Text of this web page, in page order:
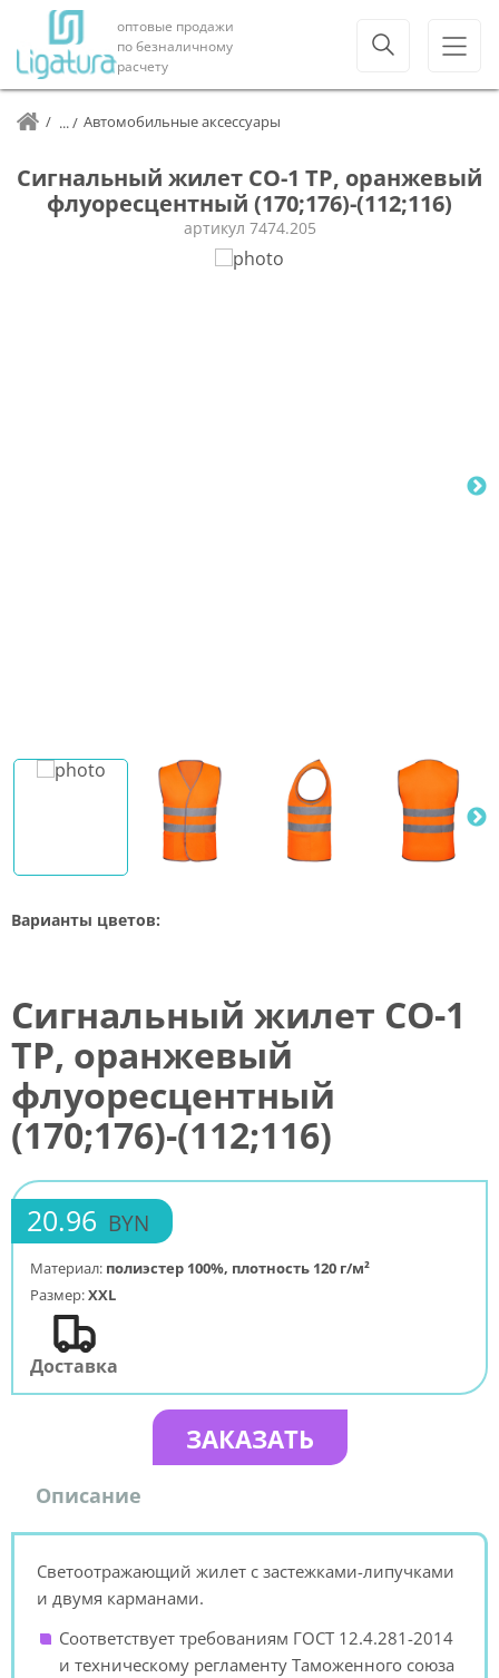
оптовые продажи
по безналичному
расчету
Автомобильные аксессуары
Сигнальный жилет СО-1 ТР, оранжевый
флуоресцентный (170;176)-(112;116)
артикул 7474.205
Варианты цветов:
Сигнальный жилет СО-1
ТР, оранжевый
флуоресцентный
(170;176)-(112;116)
20.96 BYN
Материал: полиэстер 100%, плотность 120 г/м²
Размер:XXL
Доставка
ЗАКАЗАТЬ
Описание
Светоотражающий жилет с застежками-липучками
и двумя карманами.
Соответствует требованиям ГОСТ 12.4.281-2014
и техническому регламенту Таможенного союза